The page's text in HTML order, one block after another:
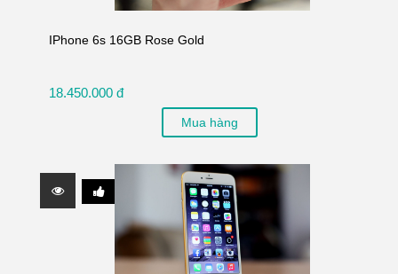
IPhone 6s 16GB Rose Gold
18.450.000 đ
Mua hàng